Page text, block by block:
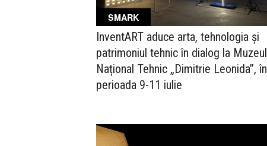
SMARK
InventART aduce arta, tehnologia și
patrimoniul tehnic în dialog la Muzeul
Național Tehnic „Dimitrie Leonida”, în
perioada 9-11 iulie